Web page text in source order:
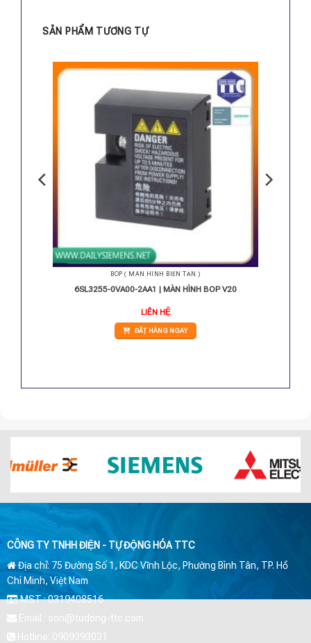
SẢN PHẨM TƯƠNG TỰ
BOP ( MÀN HÌNH BIẾN TẦN )
6SL3255-0VA00-2AA1 | MÀN HÌNH BOP V20
LIÊN HỆ
ĐẶT HÀNG NGAY
CÔNG TY TNHH ĐIỆN - TỰ ĐỘNG HÓA TTC
Địa chỉ: 75 Đường Số 1, KDC Vĩnh Lộc, Phường Bình Tân, TP. Hồ
Chí Minh, Việt Nam
MST : 0319408516
Email : son@tudong-ttc.com
Hotline: 0909393031